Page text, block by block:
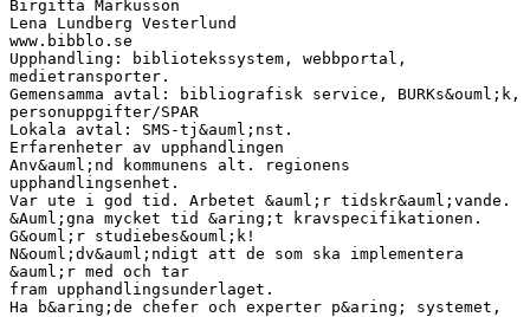
Birgitta Markusson
Lena Lundberg Vesterlund
www.bibblo.se
Upphandling: bibliotekssystem, webbportal,
medietransporter.
Gemensamma avtal: bibliografisk service, BURKs&ouml;k,
personuppgifter/SPAR
Lokala avtal: SMS-tj&auml;nst.
Erfarenheter av upphandlingen
Anv&auml;nd kommunens alt. regionens
upphandlingsenhet.
Var ute i god tid. Arbetet &auml;r tidskr&auml;vande.
&Auml;gna mycket tid &aring;t kravspecifikationen.
G&ouml;r studiebes&ouml;k!
N&ouml;dv&auml;ndigt att de som ska implementera
&auml;r med och tar
fram upphandlingsunderlaget.
Ha b&aring;de chefer och experter p&aring; systemet,